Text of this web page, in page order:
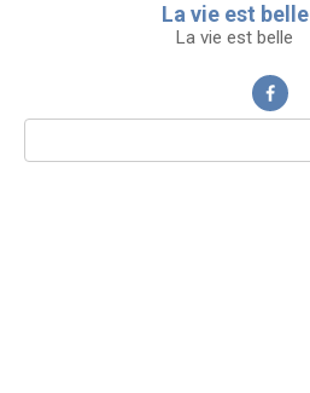
La vie est belle
La vie est belle
Поиск: